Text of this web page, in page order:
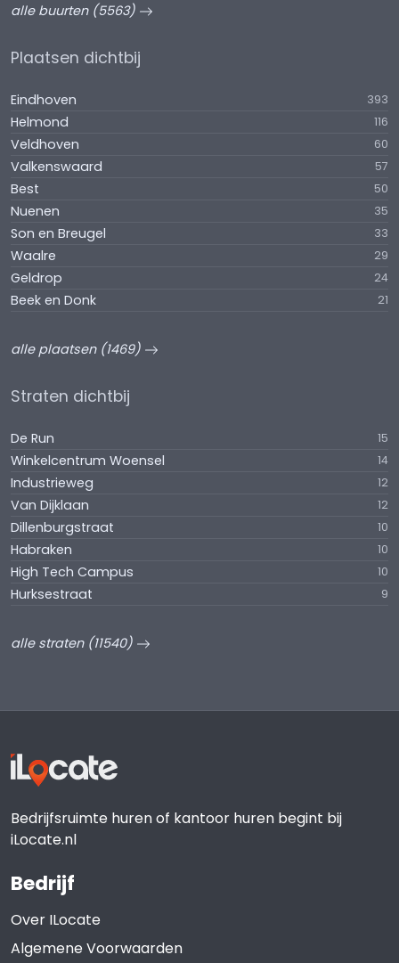
alle buurten (5563)
Plaatsen dichtbij
Eindhoven 393
Helmond 116
Veldhoven 60
Valkenswaard 57
Best 50
Nuenen 35
Son en Breugel 33
Waalre 29
Geldrop 24
Beek en Donk 21
alle plaatsen (1469)
Straten dichtbij
De Run 15
Winkelcentrum Woensel 14
Industrieweg 12
Van Dijklaan 12
Dillenburgstraat 10
Habraken 10
High Tech Campus 10
Hurksestraat 9
alle straten (11540)
Bedrijfsruimte huren of kantoor huren begint bij
iLocate.nl
Bedrijf
Over ILocate
Algemene Voorwaarden